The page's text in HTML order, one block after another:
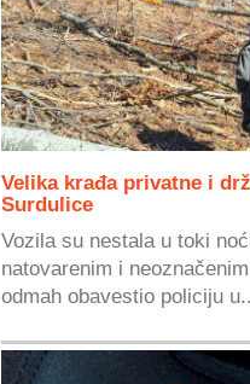
Velika krađa privatne i
Surdulice
Vozila su nestala u toki
natovarenim i
odmah obavestio policiju